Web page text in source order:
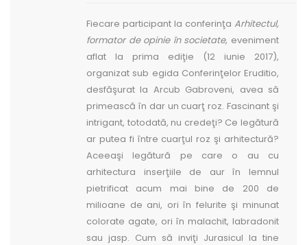
Fiecare participant la conferinţa Arhitectul,
formator de opinie în societate, eveniment
aflat la prima ediţie (12 iunie 2017),
organizat sub egida Conferinţelor Eruditio,
desfăşurat la Arcub Gabroveni, avea să
primească în dar un cuarţ roz. Fascinant şi
intrigant, totodată, nu credeţi? Ce legătură
ar putea fi între cuarţul roz şi arhitectură?
Aceeaşi legătură pe care o au cu
arhitectura inserţiile de aur în lemnul
pietrificat acum mai bine de 200 de
milioane de ani, ori în felurite şi minunat
colorate agate, ori în malachit, labradonit
sau jasp. Cum să inviţi Jurasicul la tine